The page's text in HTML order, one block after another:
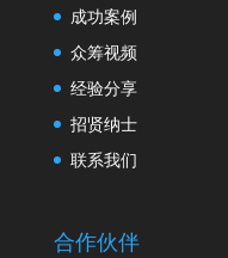
成功案例
众筹视频
经验分享
招贤纳士
联系我们
合作伙伴